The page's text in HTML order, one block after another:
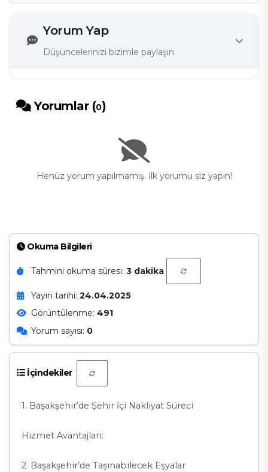
Okuma Bilgileri
Tahmini okuma süresi: 3 dakika
Yayın tarihi: 24.04.2025
Görüntülenme: 491
Yorum sayısı: 0
İçindekiler
1. Başakşehir’de Şehir İçi Nakliyat Süreci
Hizmet Avantajları:
2. Başakşehir’de Taşınabilecek Eşyalar
Yorum Yap
Düşüncelerinizi bizimle paylaşın
Yorumlar (0)
Henüz yorum yapılmamış. İlk yorumu siz yapın!